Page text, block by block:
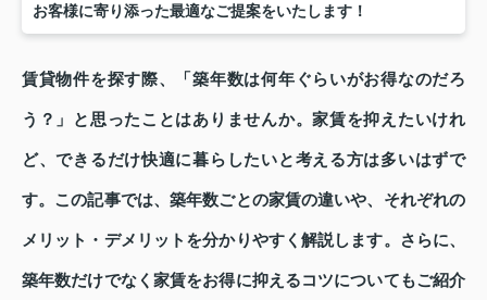
お客様に寄り添った最適なご提案をいたします！
賃貸物件を探す際、「築年数は何年ぐらいがお得なのだろ
う？」と思ったことはありませんか。家賃を抑えたいけれ
ど、できるだけ快適に暮らしたいと考える方は多いはずで
す。この記事では、築年数ごとの家賃の違いや、それぞれの
メリット・デメリットを分かりやすく解説します。さらに、
築年数だけでなく家賃をお得に抑えるコツについてもご紹介